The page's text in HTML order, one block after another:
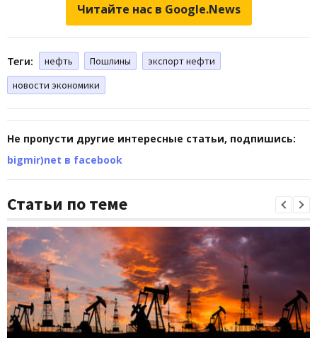
Читайте нас в Google.News
Теги: нефть Пошлины
экспорт нефти
новости экономики
Не пропусти другие интересные статьи, подпишись:
bigmir)net в facebook
Статьи по теме